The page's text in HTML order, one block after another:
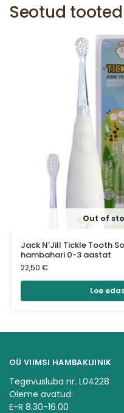
Seotud tooted
Out of
Jack N’Jill Tickle Tooth
hambahari 0-3 aastat
22,50 €
Loe
OÜ VIIMSI HAMBAKLIINIK
Tegevusluba nr. L04228
Oleme avatud:
E-R 8.30-16.00